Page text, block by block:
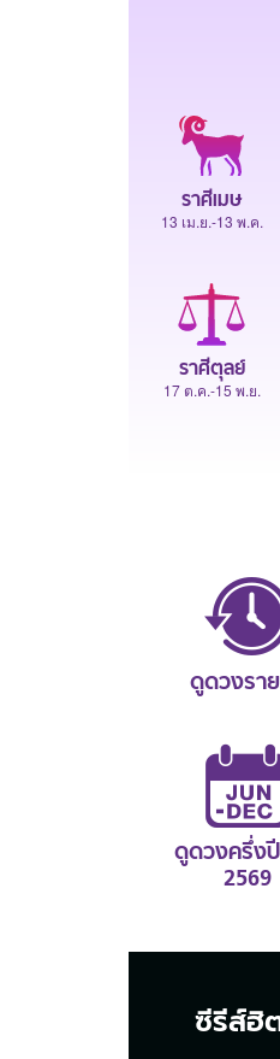
ราศีเมษ
13 เม.ย.-13 พ.ค.
ราศีตุลย์
17 ต.ค.-15 พ.ย.
ดูดวงรา
ดูดวงครึ่ง
2569
ซีรีส์ฮิ